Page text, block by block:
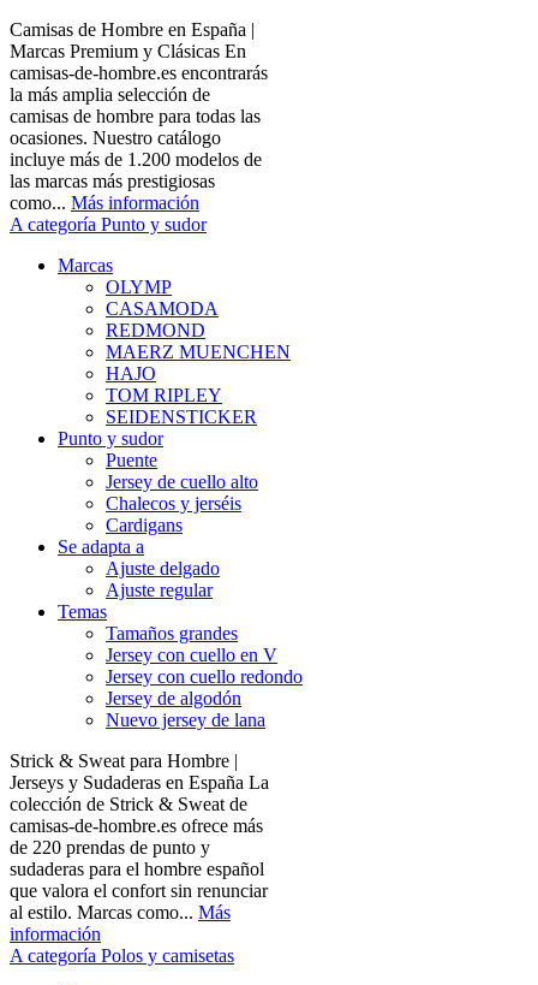
Camisas de Hombre en España |
Marcas Premium y Clásicas En
camisas-de-hombre.es encontrarás
la más amplia selección de
camisas de hombre para todas las
ocasiones. Nuestro catálogo
incluye más de 1.200 modelos de
las marcas más prestigiosas
como... Más información
A categoría Punto y sudor
Marcas
OLYMP
CASAMODA
REDMOND
MAERZ MUENCHEN
HAJO
TOM RIPLEY
SEIDENSTICKER
Punto y sudor
Puente
Jersey de cuello alto
Chalecos y jerséis
Cardigans
Se adapta a
Ajuste delgado
Ajuste regular
Temas
Tamaños grandes
Jersey con cuello en V
Jersey con cuello redondo
Jersey de algodón
Nuevo jersey de lana
Strick & Sweat para Hombre |
Jerseys y Sudaderas en España La
colección de Strick & Sweat de
camisas-de-hombre.es ofrece más
de 220 prendas de punto y
sudaderas para el hombre español
que valora el confort sin renunciar
al estilo. Marcas como... Más
información
A categoría Polos y camisetas